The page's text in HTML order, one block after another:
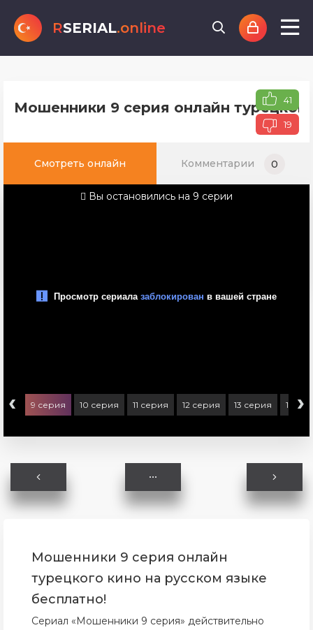
RSERIAL.online
Мошенники 9 серия онлайн 41
19
Смотреть онлайн Комментарии 0
Вы остановились на 9 серии
‹ 9 серия 10 серия 11 серия 12 серия 13 серия 14›
Мошенники 9 серия онлайн
турецкого кино на русском языке
бесплатно!
Сериал «Мошенники 9 серия» действительно